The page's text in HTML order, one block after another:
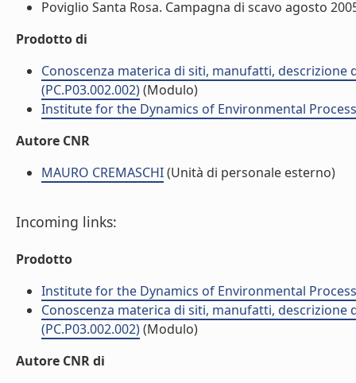
Poviglio Santa Rosa. Campagna di scavo agosto
Prodotto di
Conoscenza materica di siti, manufatti,
(PC.P03.002.002)(Modulo)
Institute for the Dynamics of Environmental
Autore CNR
MAURO CREMASCHI(Unità di personale esterno)
Incoming links:
Prodotto
Institute for the Dynamics of Environmental
Conoscenza materica di siti, manufatti,
(PC.P03.002.002)(Modulo)
Autore CNR di